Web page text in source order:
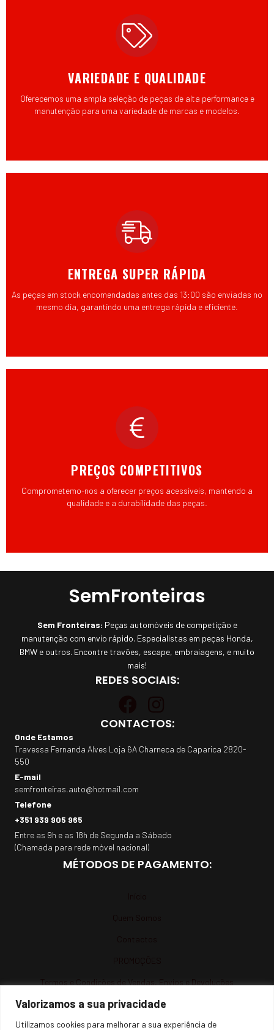
Valorizamos a sua privacidade
Utilizamos cookies para melhorar a sua experiência de
VARIEDADE E QUALIDADE
Oferecemos uma ampla seleção de peças de alta performance e
manutenção para uma variedade de marcas e modelos.
ENTREGA SUPER RÁPIDA
As peças em stock encomendadas antes das 13:00 são enviadas no
mesmo dia, garantindo uma entrega rápida e eficiente.
PREÇOS COMPETITIVOS
Comprometemo-nos a oferecer preços acessíveis, mantendo a
qualidade e a durabilidade das peças.
SemFronteiras
Sem Fronteiras: Peças automóveis de competição e
manutenção com envio rápido. Especialistas em peças Honda,
BMW e outros. Encontre travões, escape, embraiagens, e muito
mais!
REDES SOCIAIS:
CONTACTOS:
Onde Estamos
Travessa Fernanda Alves Loja 6A Charneca de Caparica 2820-
550
E-mail
semfronteiras.auto@hotmail.com
Telefone
+351 939 905 965
Entre as 9h e as 18h de Segunda a Sábado
(Chamada para rede móvel nacional)
MÉTODOS DE PAGAMENTO:
Termos e Condições de Vendas, Envios e Devoluções
Termos e Condições
Política de Privacidade